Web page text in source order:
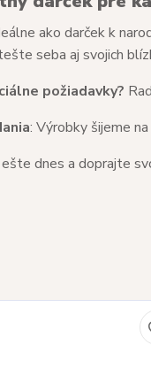
ako darček k
seba aj svojich
požiadavky?
: Výrobky šijeme
dnes a doprajte